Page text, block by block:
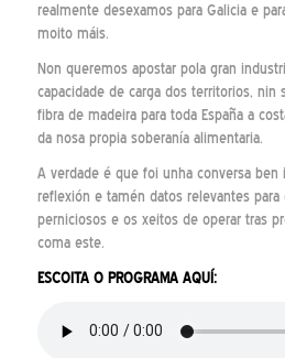
realmente desexamos para Galicia e
moito máis.
Non queremos apostar pola gran
capacidade de carga dos territorios, nin
fibra de madeira para toda España a
da nosa propia soberanía alimentaria.
A verdade é que foi unha conversa ben
reflexión e tamén datos relevantes
perniciosos e os xeitos de operar tras
coma este.
ESCOITA O PROGRAMA AQUÍ: